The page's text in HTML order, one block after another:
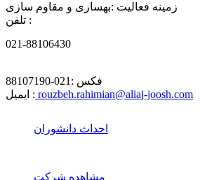
زمینه فعالیت :بهسازی و مقاوم سازی
تلفن :
021-88106430
فکس : 021-88107190
ایمیل : rouzbeh.rahimian@aliaj-joosh.com
احداث دانشوران
مشاهده شرکت